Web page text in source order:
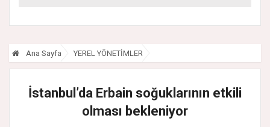
Ana Sayfa YEREL YÖNETİMLER
İstanbul’da Erbain soğuklarının etkili
olması bekleniyor